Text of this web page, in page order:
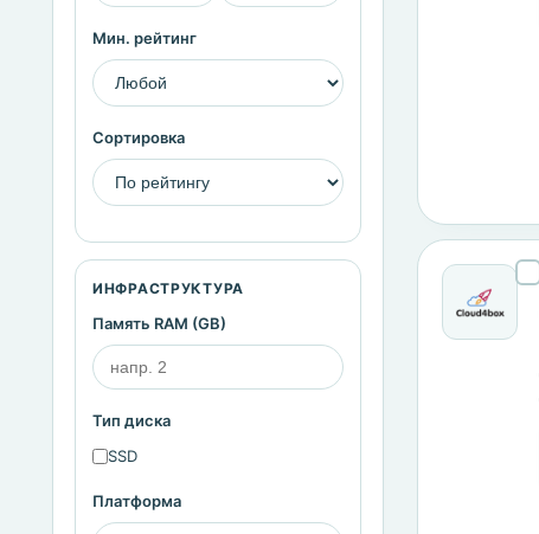
Мин. рейтинг
Сортировка
ИНФРАСТРУКТУРА
Память RAM (GB)
Тип диска
SSD
Платформа